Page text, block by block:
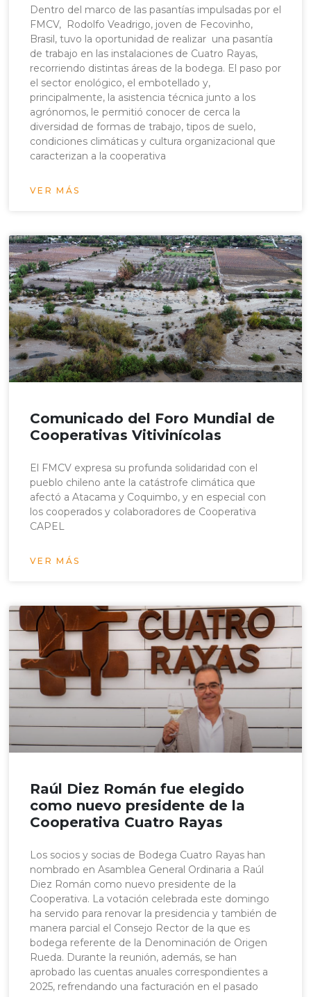
Dentro del marco de las pasantías impulsadas por el
FMCV, Rodolfo Veadrigo, joven de Fecovinho,
Brasil, tuvo la oportunidad de realizar una pasantía
de trabajo en las instalaciones de Cuatro Rayas,
recorriendo distintas áreas de la bodega. El paso por
el sector enológico, el embotellado y,
principalmente, la asistencia técnica junto a los
agrónomos, le permitió conocer de cerca la
diversidad de formas de trabajo, tipos de suelo,
condiciones climáticas y cultura organizacional que
caracterizan a la cooperativa
VER MÁS
Comunicado del Foro Mundial de
Cooperativas Vitivinícolas
El FMCV expresa su profunda solidaridad con el
pueblo chileno ante la catástrofe climática que
afectó a Atacama y Coquimbo, y en especial con
los cooperados y colaboradores de Cooperativa
CAPEL
VER MÁS
Raúl Diez Román fue elegido
como nuevo presidente de la
Cooperativa Cuatro Rayas
Los socios y socias de Bodega Cuatro Rayas han
nombrado en Asamblea General Ordinaria a Raúl
Diez Román como nuevo presidente de la
Cooperativa. La votación celebrada este domingo
ha servido para renovar la presidencia y también de
manera parcial el Consejo Rector de la que es
bodega referente de la Denominación de Origen
Rueda. Durante la reunión, además, se han
aprobado las cuentas anuales correspondientes a
2025, refrendando una facturación en el pasado